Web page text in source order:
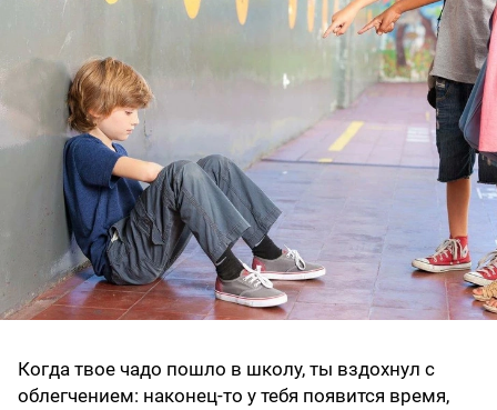
Когда твое чадо пошло в школу, ты вздохнул с
облегчением: наконец-то у тебя появится время,